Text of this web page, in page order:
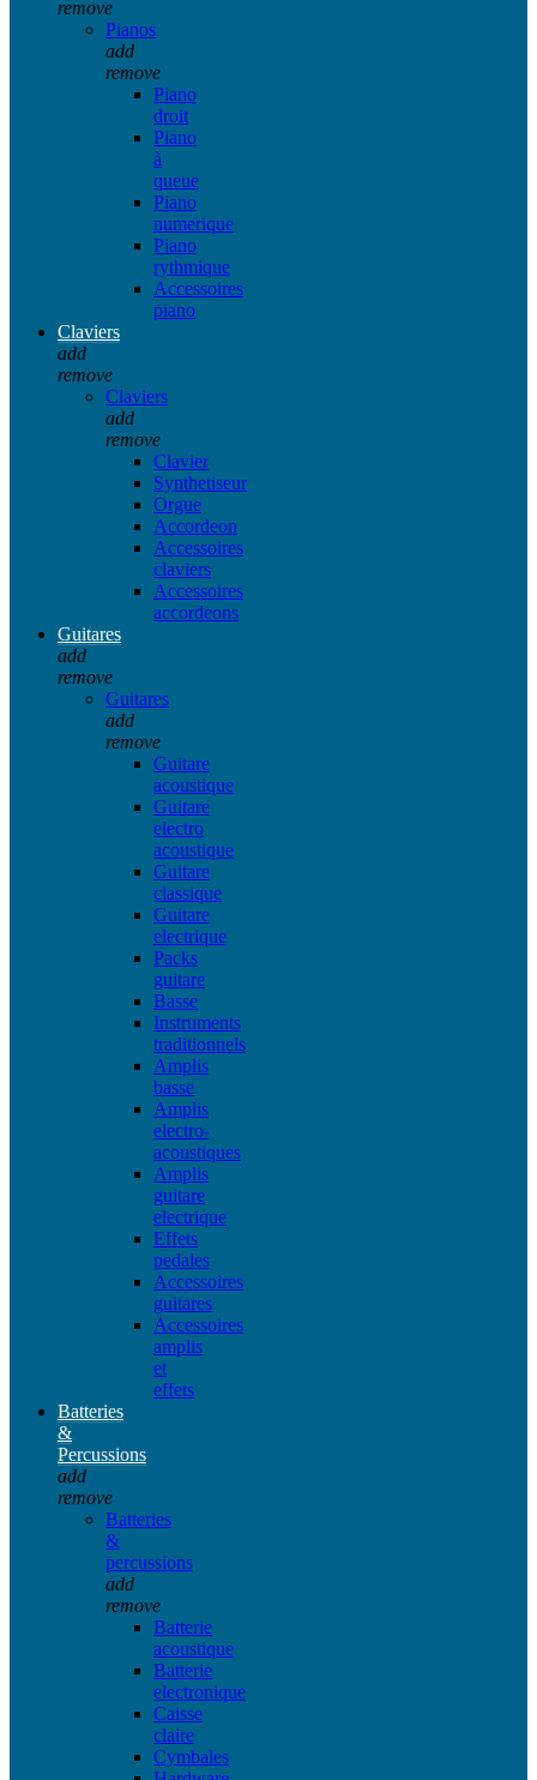
remove
Pianos
add
remove
Piano
droit
Piano
à
queue
Piano
numerique
Piano
rythmique
Accessoires
piano
Claviers
add
remove
Claviers
add
remove
Clavier
Synthetiseur
Orgue
Accordeon
Accessoires
claviers
Accessoires
accordeons
Guitares
add
remove
Guitares
add
remove
Guitare
acoustique
Guitare
electro
acoustique
Guitare
classique
Guitare
electrique
Packs
guitare
Basse
Instruments
traditionnels
Amplis
basse
Amplis
electro-
acoustiques
Amplis
guitare
electrique
Effets
pedales
Accessoires
guitares
Accessoires
amplis
et
effets
Batteries
&
Percussions
add
remove
Batteries
&
percussions
add
remove
Batterie
acoustique
Batterie
electronique
Caisse
claire
Cymbales